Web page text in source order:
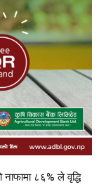
८६% ले वृद्धि